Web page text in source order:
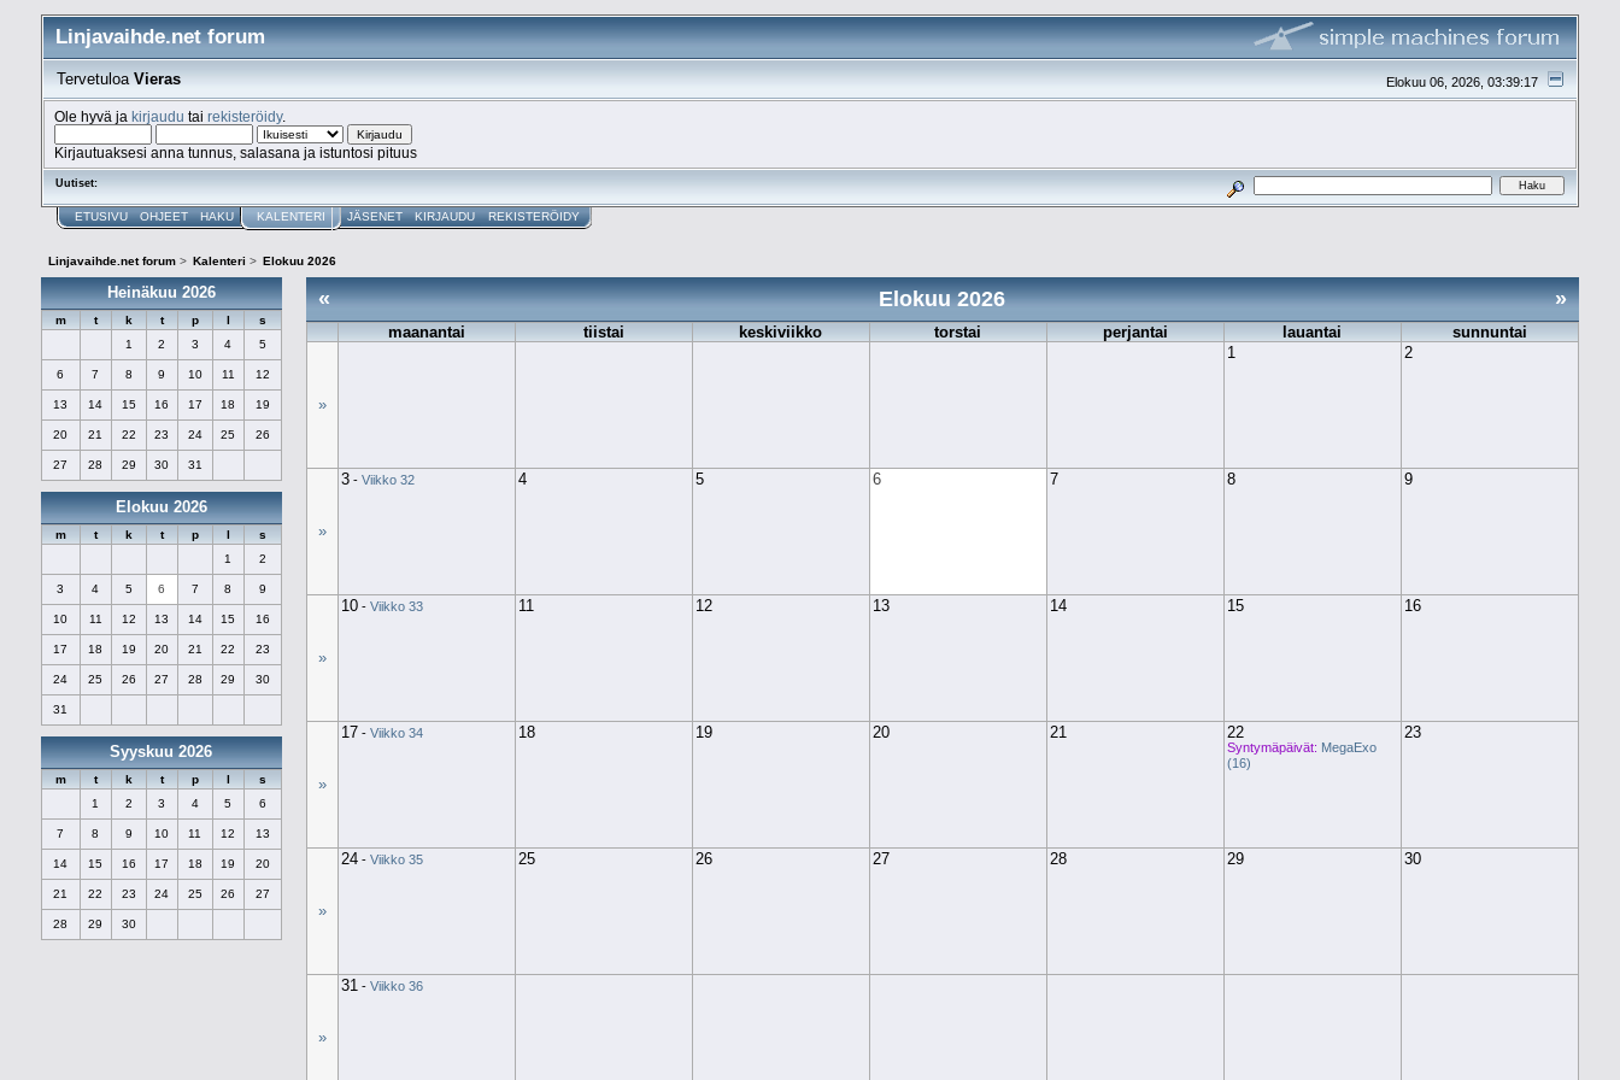
Linjavaihde.net forum
Elokuu 06, 2026, 03:39:17
TervetuloaVieras
Ole hyvä ja kirjaudu tai rekisteröidy.
Kirjautuaksesi anna tunnus, salasana ja istuntosi pituus
Uutiset:
ETUSIVU OHJEET HAKU KALENTERI JÄSENET KIRJAUDU REKISTERÖIDY
Linjavaihde.net forum > Kalenteri > Elokuu 2026
Heinäkuu 2026
m t k t p l
s
1
2 3 4 5
6 7 8 9 10 11 12
13 14 15 16 17 18 19
20 21 22 23 24 25 26
27 28 29 30 31
Elokuu 2026
m t k t p l
s
1
2
3 4 5 6 7 8 9
10 11 12 13 14 15 16
17 18 19 20 21 22 23
24 25 26 27 28 29 30
31
Syyskuu 2026
m t k t p l
s
1
2 3 4 5 6
7 8 9 10 11 12 13
14 15 16 17 18 19 20
21 22 23 24 25 26 27
28 29 30
« »
Elokuu 2026
maanantai tiistai keskiviikko torstai perjantai lauantai sunnuntai
»
1 2
»
3- Viikko 32 4 5 6 7 8 9
»
10- Viikko 33 11 12 13 14 15 16
»
17- Viikko 34 18 19 20 21 22
Syntymäpäivät: MegaExo
(16)
23
»
24- Viikko 35 25 26 27 28 29 30
»
31 - Viikko 36